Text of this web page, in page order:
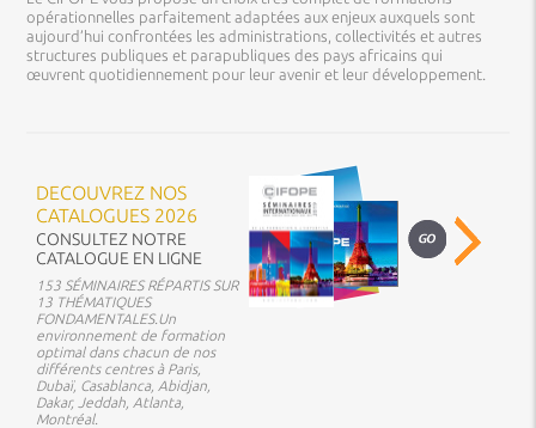
opérationnelles parfaitement adaptées aux enjeux auxquels sont
aujourd’hui confrontées les administrations, collectivités et autres
structures publiques et parapubliques des pays africains qui
œuvrent quotidiennement pour leur avenir et leur développement.
DECOUVREZ NOS
CATALOGUES 2026
CONSULTEZ NOTRE
CATALOGUE EN LIGNE
153 SÉMINAIRES RÉPARTIS SUR
13 THÉMATIQUES
FONDAMENTALES.Un
environnement de formation
optimal dans chacun de nos
différents centres à Paris,
Dubaï, Casablanca, Abidjan,
Dakar, Jeddah, Atlanta,
Montréal.